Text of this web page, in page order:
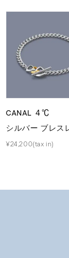
CANAL ４℃
シルバー ブレス
¥24,200(tax in)